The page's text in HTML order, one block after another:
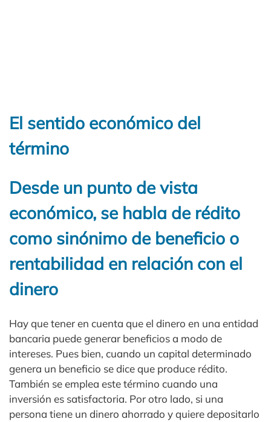
El sentido económico del
término
Desde un punto de vista
económico, se habla de rédito
como sinónimo de beneficio o
rentabilidad en relación con el
dinero
Hay que tener en cuenta que el dinero en una entidad
bancaria puede generar beneficios a modo de
intereses. Pues bien, cuando un capital determinado
genera un beneficio se dice que produce rédito.
También se emplea este término cuando una
inversión es satisfactoria. Por otro lado, si una
persona tiene un dinero ahorrado y quiere depositarlo